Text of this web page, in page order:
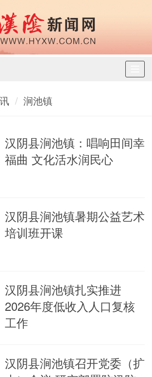
涧池镇
汉阴县涧池镇：唱响田间幸
福曲 文化活水润民心
汉阴县涧池镇暑期公益艺术
培训班开课
汉阴县涧池镇扎实推进
2026年度低收入人口复核
工作
汉阴县涧池镇召开党委（扩